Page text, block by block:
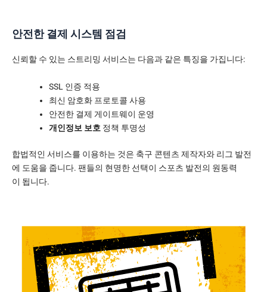
안전한 결제 시스템 점검
신뢰할 수 있는 스트리밍 서비스는 다음과 같은 특징을 가집니다:
SSL 인증 적용
최신 암호화 프로토콜 사용
안전한 결제 게이트웨이 운영
개인정보 보호 정책 투명성
합법적인 서비스를 이용하는 것은 축구 콘텐츠 제작자와 리그 발전
에 도움을 줍니다. 팬들의 현명한 선택이 스포츠 발전의 원동력
이 됩니다.